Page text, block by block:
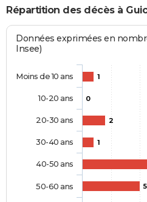
Répartition des décès à
Données exprimées en
Insee)
1
0
2
1
5
Moins de 10 ans
10-20 ans
20-30 ans
30-40 ans
40-50 ans
50-60 ans